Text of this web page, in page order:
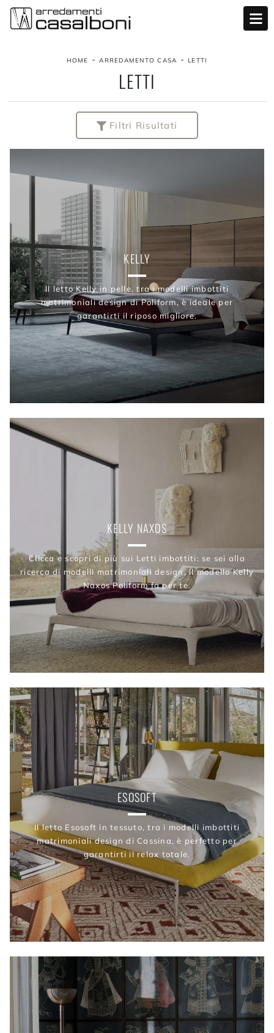
HOME -ARREDAMENTO CASA -LETTI
LETTI
Filtri Risultati
KELLY
Il letto Kelly in pelle, tra i modelli imbottiti
matrimoniali design di Poliform, è ideale per
garantirti il riposo migliore.
KELLY NAXOS
Clicca e scopri di più sui Letti imbottiti: se sei alla
ricerca di modelli matrimoniali design, il modello Kelly
Naxos Poliform fa per te.
ESOSOFT
Il letto Esosoft in tessuto, tra i modelli imbottiti
matrimoniali design di Cassina, è perfetto per
garantirti il relax totale.